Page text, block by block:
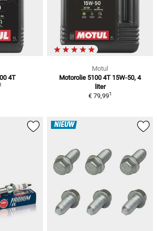
4T
Motul
Motorolie 5100 4T 15W-50, 4
liter
€ 79,991
NIEUW